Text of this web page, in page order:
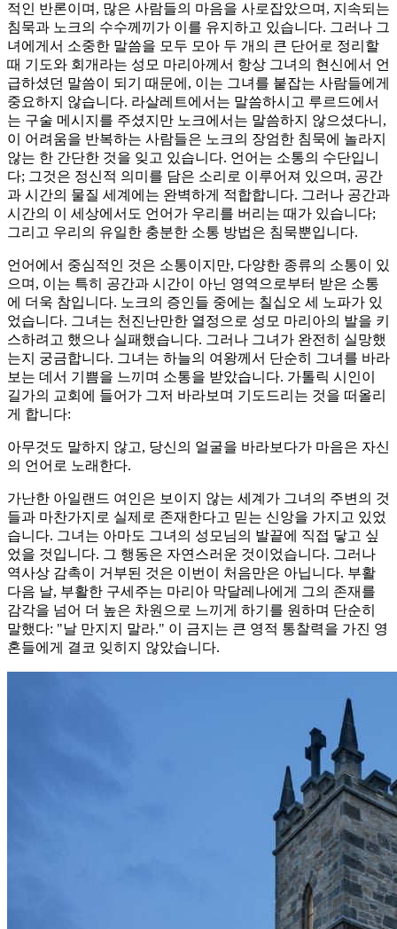
적인 반론이며, 많은 사람들의 마음을 사로잡았으며, 지속되는
침묵과 노크의 수수께끼가 이를 유지하고 있습니다. 그러나 그
녀에게서 소중한 말씀을 모두 모아 두 개의 큰 단어로 정리할
때 기도와 회개라는 성모 마리아께서 항상 그녀의 현신에서 언
급하셨던 말씀이 되기 때문에, 이는 그녀를 붙잡는 사람들에게
중요하지 않습니다. 라살레트에서는 말씀하시고 루르드에서
는 구술 메시지를 주셨지만 노크에서는 말씀하지 않으셨다니,
이 어려움을 반복하는 사람들은 노크의 장엄한 침묵에 놀라지
않는 한 간단한 것을 잊고 있습니다. 언어는 소통의 수단입니
다; 그것은 정신적 의미를 담은 소리로 이루어져 있으며, 공간
과 시간의 물질 세계에는 완벽하게 적합합니다. 그러나 공간과
시간의 이 세상에서도 언어가 우리를 버리는 때가 있습니다;
그리고 우리의 유일한 충분한 소통 방법은 침묵뿐입니다.
언어에서 중심적인 것은 소통이지만, 다양한 종류의 소통이 있
으며, 이는 특히 공간과 시간이 아닌 영역으로부터 받은 소통
에 더욱 참입니다. 노크의 증인들 중에는 칠십오 세 노파가 있
었습니다. 그녀는 천진난만한 열정으로 성모 마리아의 발을 키
스하려고 했으나 실패했습니다. 그러나 그녀가 완전히 실망했
는지 궁금합니다. 그녀는 하늘의 여왕께서 단순히 그녀를 바라
보는 데서 기쁨을 느끼며 소통을 받았습니다. 가톨릭 시인이
길가의 교회에 들어가 그저 바라보며 기도드리는 것을 떠올리
게 합니다:
아무것도 말하지 않고, 당신의 얼굴을 바라보다가 마음은 자신
의 언어로 노래한다.
가난한 아일랜드 여인은 보이지 않는 세계가 그녀의 주변의 것
들과 마찬가지로 실제로 존재한다고 믿는 신앙을 가지고 있었
습니다. 그녀는 아마도 그녀의 성모님의 발끝에 직접 닿고 싶
었을 것입니다. 그 행동은 자연스러운 것이었습니다. 그러나
역사상 감촉이 거부된 것은 이번이 처음만은 아닙니다. 부활
다음 날, 부활한 구세주는 마리아 막달레나에게 그의 존재를
감각을 넘어 더 높은 차원으로 느끼게 하기를 원하며 단순히
말했다: "날 만지지 말라." 이 금지는 큰 영적 통찰력을 가진 영
혼들에게 결코 잊히지 않았습니다.